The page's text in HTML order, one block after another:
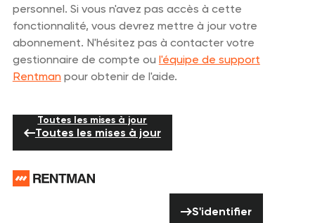
personnel. Si vous n'avez pas accès à cette
fonctionnalité, vous devrez mettre à jour votre
abonnement. N'hésitez pas à contacter votre
gestionnaire de compte ou l'équipe de support
Rentmanpour obtenir de l'aide.
Toutes les mises à jour
Toutes les mises à jour
S'identifier